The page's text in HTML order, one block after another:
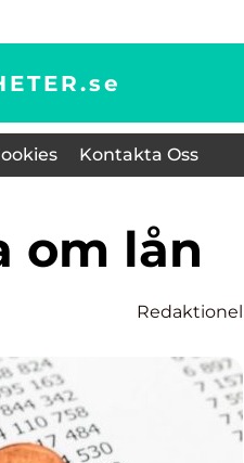
se
Kontakta Oss
om lån
Redaktionel